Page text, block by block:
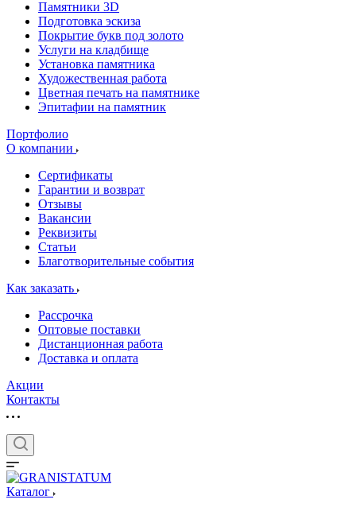
Памятники 3D
Подготовка эскиза
Покрытие букв под золото
Услуги на кладбище
Установка памятника
Художественная работа
Цветная печать на памятнике
Эпитафии на памятник
Портфолио
О компании
Сертификаты
Гарантии и возврат
Отзывы
Вакансии
Реквизиты
Статьи
Благотворительные события
Как заказать
Рассрочка
Оптовые поставки
Дистанционная работа
Доставка и оплата
Акции
Контакты
Каталог